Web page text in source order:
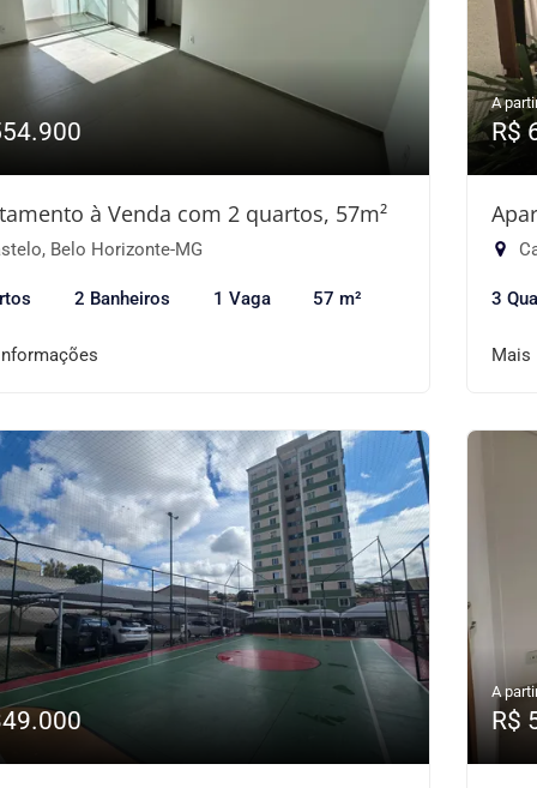
à Venda com 2 quartos, 57m²
Belo Horizonte-MG
2 Banheiros 1 Vaga 57 m²
A
R$
3
Mais
A
R$